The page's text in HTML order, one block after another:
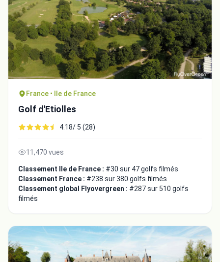
France • Ile de France
Golf d'Etiolles
4.18/ 5 (28)
11,470 vues
Classement Ile de France : #30 sur 47 golfs filmés
Classement France : #238 sur 380 golfs filmés
Classement global Flyovergreen : #287 sur 510 golfs
filmés